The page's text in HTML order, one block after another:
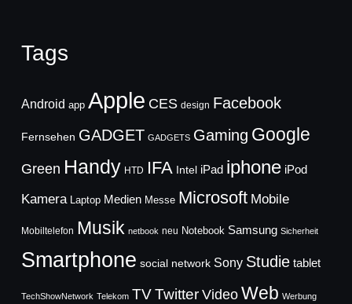
Tags
Android app Apple CES design Facebook
Fernsehen GADGET GADGETS Gaming Google
Green Handy HTD IFA Intel iPad iphone iPod
Kamera Laptop Medien Messe Microsoft Mobile
Mobiltelefon Musik netbook neu Notebook Samsung Sicherheit
Smartphone social network Sony Studie tablet
TechShowNetwork Telekom TVTwitter Video Web Werbung